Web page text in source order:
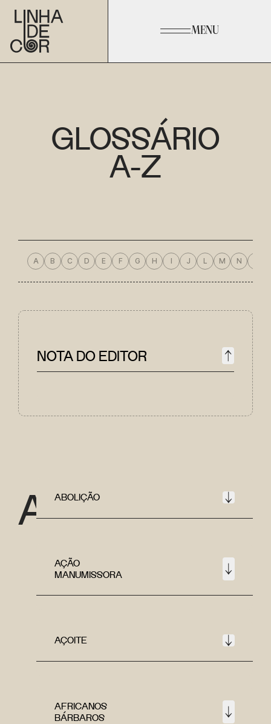
MENU
GLOSSÁRIO
A-Z
A B C D E F G H I J L M N
NOTA DO EDITOR
A ABOLIÇÃO
AÇÃO
MANUMISSORA
AÇOITE
AFRICANOS
BÁRBAROS